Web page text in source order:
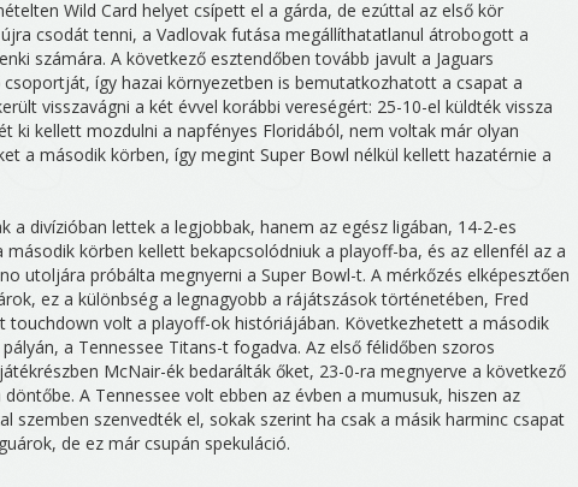
Wild Card helyet csípett el a gárda, de ezúttal az első kör
csodát tenni, a Vadlovak futása megállíthatatlanul átrobogott a
számára. A következő esztendőben tovább javult a Jaguars
így hazai környezetben is bemutatkozhatott a csapat a
visszavágni a két évvel korábbi vereségért: 25-10-el küldték vissza
ki kellett mozdulni a napfényes Floridából, nem voltak már olyan
a második körben, így megint Super Bowl nélkül kellett hazatérnie a
divízióban lettek a legjobbak, hanem az egész ligában, 14-2-es
körben kellett bekapcsolódniuk a playoff-ba, és az ellenfél az a
utoljára próbálta megnyerni a Super Bowl-t. A mérkőzés elképesztően
ez a különbség a legnagyobb a rájátszások történetében, Fred
volt a playoff-ok históriájában. Következhetett a második
a Tennessee Titans-t fogadva. Az első félidőben szoros
McNair-ék bedarálták őket, 23-0-ra megnyerve a következő
A Tennessee volt ebben az évben a mumusuk, hiszen az
szemben szenvedték el, sokak szerint ha csak a másik harminc csapat
de ez már csupán spekuláció.